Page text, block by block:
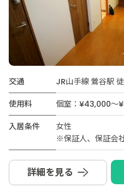
交通
JR山手線 鶯谷駅
使用料
個室：¥43,000～
入居条件
女性
※保証人、保証会
詳細を見る